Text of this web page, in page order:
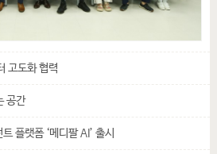
고도화 협력
공간
플랫폼 ‘메디팔 AI’ 출시